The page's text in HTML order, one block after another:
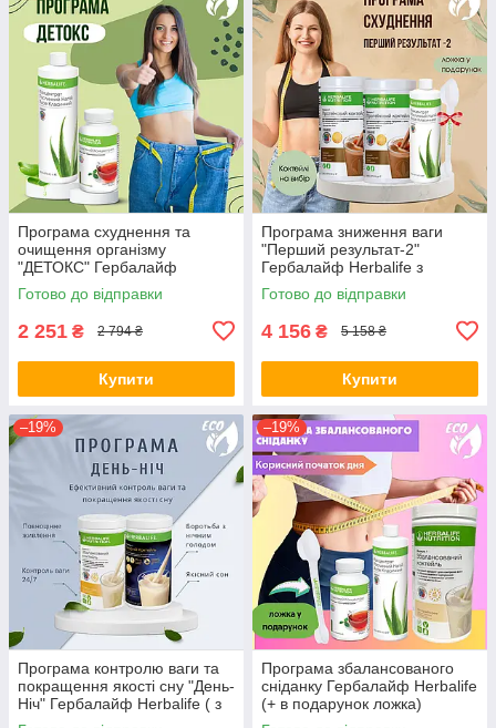
Програма схуднення та
очищення організму
"ДЕТОКС" Гербалайф
Herbalife
Готово до відправки
2 251 ₴ 2 794 ₴
Купити
Програма зниження ваги
"Перший результат-2"
Гербалайф Herbalife з
коктейлями на вибір ( +
ложка у подарунок )
Готово до відправки
4 156 ₴ 5 158 ₴
Купити
–19%
Програма контролю ваги та
покращення якості сну "День-
Ніч" Гербалайф Herbalife ( з
коктейлем на вибір)
–19%
Програма збалансованого
сніданку Гербалайф Herbalife
(+ в подарунок ложка)